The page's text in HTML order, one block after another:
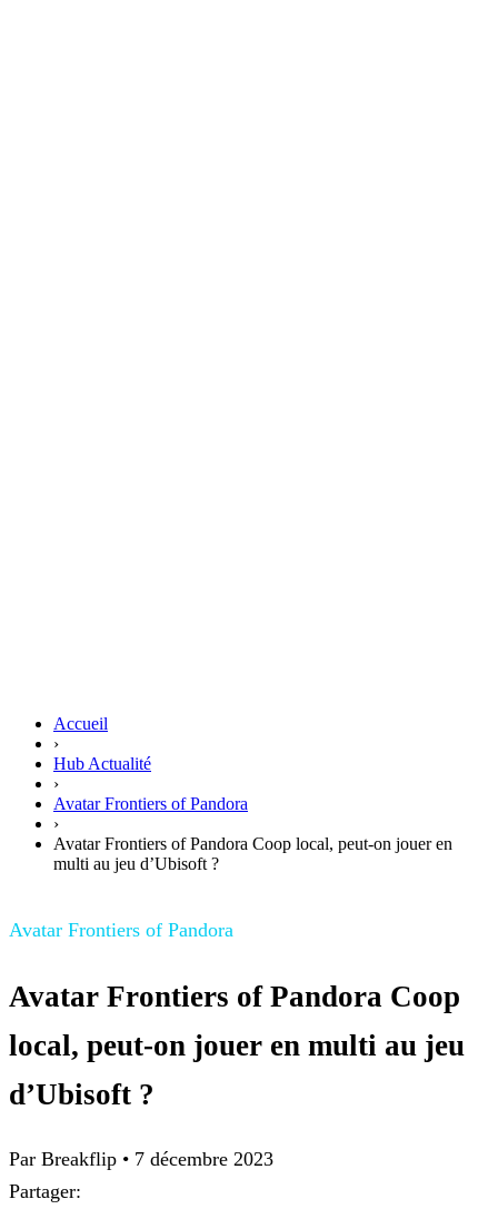
Accueil
›
Hub Actualité
›
Avatar Frontiers of Pandora
›
Avatar Frontiers of Pandora Coop local, peut-on jouer en
multi au jeu d’Ubisoft ?
Avatar Frontiers of Pandora
Avatar Frontiers of Pandora Coop
local, peut-on jouer en multi au jeu
d’Ubisoft ?
Par Breakflip • 7 décembre 2023
Partager: